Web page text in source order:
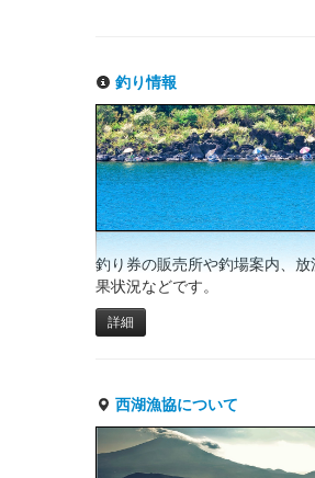
釣り情報
釣り券の販売所や釣場案内、放
果状況などです。
詳細
西湖漁協について